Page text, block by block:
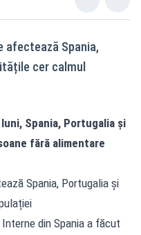
afectează Spania,
cer calmul
Spania, Portugalia și
fără alimentare
Spania, Portugalia și
din Spania a făcut